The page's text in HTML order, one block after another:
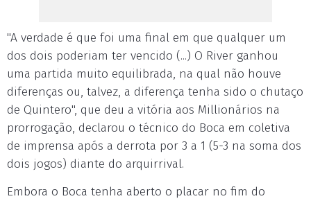
"A verdade é que foi uma final em que qualquer um
dos dois poderiam ter vencido (...) O River ganhou
uma partida muito equilibrada, na qual não houve
diferenças ou, talvez, a diferença tenha sido o chutaço
de Quintero", que deu a vitória aos Millionários na
prorrogação, declarou o técnico do Boca em coletiva
de imprensa após a derrota por 3 a 1 (5-3 na soma dos
dois jogos) diante do arquirrival.
Embora o Boca tenha aberto o placar no fim do